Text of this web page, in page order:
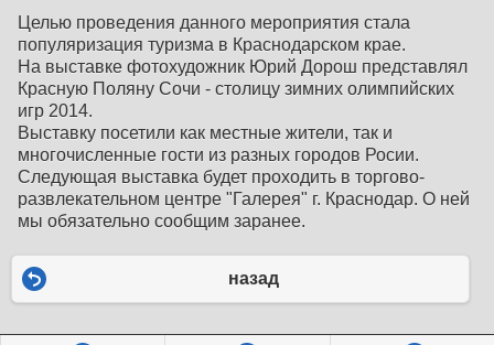
Целью проведения данного мероприятия стала
популяризация туризма в Краснодарском крае.
На выставке фотохудожник Юрий Дорош представлял
Красную Поляну Сочи - столицу зимних олимпийских
игр 2014.
Выставку посетили как местные жители, так и
многочисленные гости из разных городов Росии.
Следующая выставка будет проходить в торгово-
развлекательном центре "Галерея" г. Краснодар. О ней
мы обязательно сообщим заранее.
назад